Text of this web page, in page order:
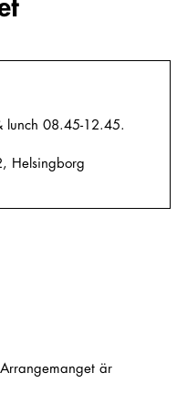
lunch 08.45-12.45.
Helsingborg
är